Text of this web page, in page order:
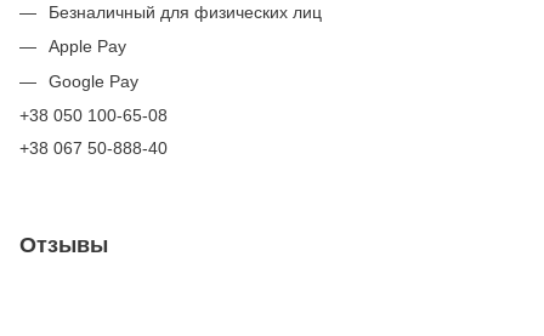
Безналичный для физических лиц
Apple Pay
Google Pay
+38 050 100-65-08
+38 067 50-888-40
Отзывы